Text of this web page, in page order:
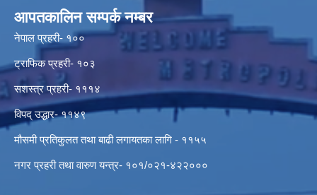
आपतकालिन सम्पर्क नम्बर
नेपाल प्रहरी- १००
ट्राफिक प्रहरी- १०३
सशस्त्र प्रहरी- १११४
विपद् उद्धार- ११४९
मौसमी प्रतिकुलत तथा बाढी लगायतका लागि - ११५५
नगर प्रहरी तथा वारुण यन्त्र- १०१/०२१-४२२०००